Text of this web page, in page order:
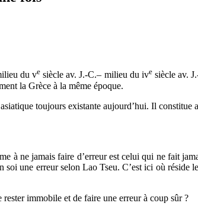
du ve siècle av. J.-C.– milieu du ivesiècle av.
la Grèce à la même époque.
toujours existante aujourd’hui. Il constitue
à ne jamais faire d’erreur est celui qui ne fait
soi une erreur selon Lao Tseu. C’est ici où
immobile et de faire une erreur à coup sûr ?